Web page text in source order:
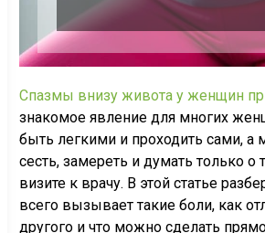
Спазмы внизу живота у женщин
знакомое явление для многих
быть легкими и проходить сами, а
сесть, замереть и думать только о
визите к врачу. В этой статье
всего вызывает такие боли, как
другого и что можно сделать